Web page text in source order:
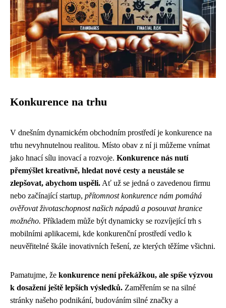
Konkurence na trhu
V dnešním dynamickém obchodním prostředí je konkurence na
trhu nevyhnutelnou realitou. Místo obav z ní ji můžeme vnímat
jako hnací sílu inovací a rozvoje. Konkurence nás nutí
přemýšlet kreativně, hledat nové cesty a neustále se
zlepšovat, abychom uspěli. Ať už se jedná o zavedenou firmu
nebo začínající startup, přítomnost konkurence nám pomáhá
ověřovat životaschopnost našich nápadů a posouvat hranice
možného. Příkladem může být dynamicky se rozvíjející trh s
mobilními aplikacemi, kde konkurenční prostředí vedlo k
neuvěřitelné škále inovativních řešení, ze kterých těžíme všichni.
Pamatujme, že konkurence není překážkou, ale spíše výzvou
k dosažení ještě lepších výsledků. Zaměřením se na silné
stránky našeho podnikání, budováním silné značky a